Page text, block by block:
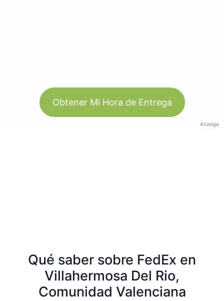
Obtener Mi Hora de Entrega
Anzeige
Qué saber sobre FedEx en
Villahermosa Del Rio,
Comunidad Valenciana